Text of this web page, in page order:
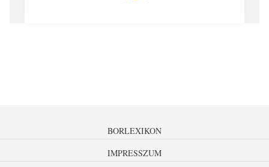
BORLEXIKON
IMPRESSZUM